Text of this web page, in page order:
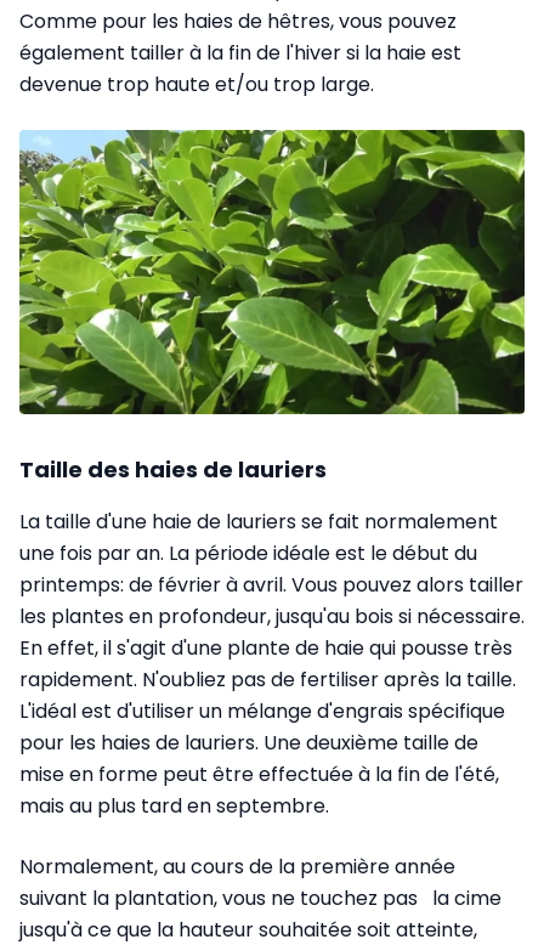
Comme pour les haies de hêtres, vous pouvez
également tailler à la fin de l'hiver si la haie est
devenue trop haute et/ou trop large.
Taille des haies de lauriers
La taille d'une haie de lauriers se fait normalement
une fois par an. La période idéale est le début du
printemps: de février à avril. Vous pouvez alors tailler
les plantes en profondeur, jusqu'au bois si nécessaire.
En effet, il s'agit d'une plante de haie qui pousse très
rapidement. N'oubliez pas de fertiliser après la taille.
L'idéal est d'utiliser un mélange d'engrais spécifique
pour les haies de lauriers. Une deuxième taille de
mise en forme peut être effectuée à la fin de l'été,
mais au plus tard en septembre.
Normalement, au cours de la première année
suivant la plantation, vous ne touchez pas la cime
jusqu'à ce que la hauteur souhaitée soit atteinte,